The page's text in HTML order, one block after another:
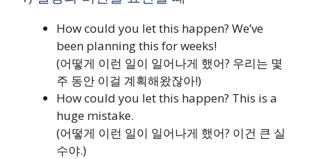
How could you let this happen? We’ve
been planning this for weeks!
(어떻게 이런 일이 일어나게 했어? 우리는 몇
주 동안 이걸 계획해왔잖아!)
How could you let this happen? This is a
huge mistake.
(어떻게 이런 일이 일어나게 했어? 이건 큰 실
수야.)